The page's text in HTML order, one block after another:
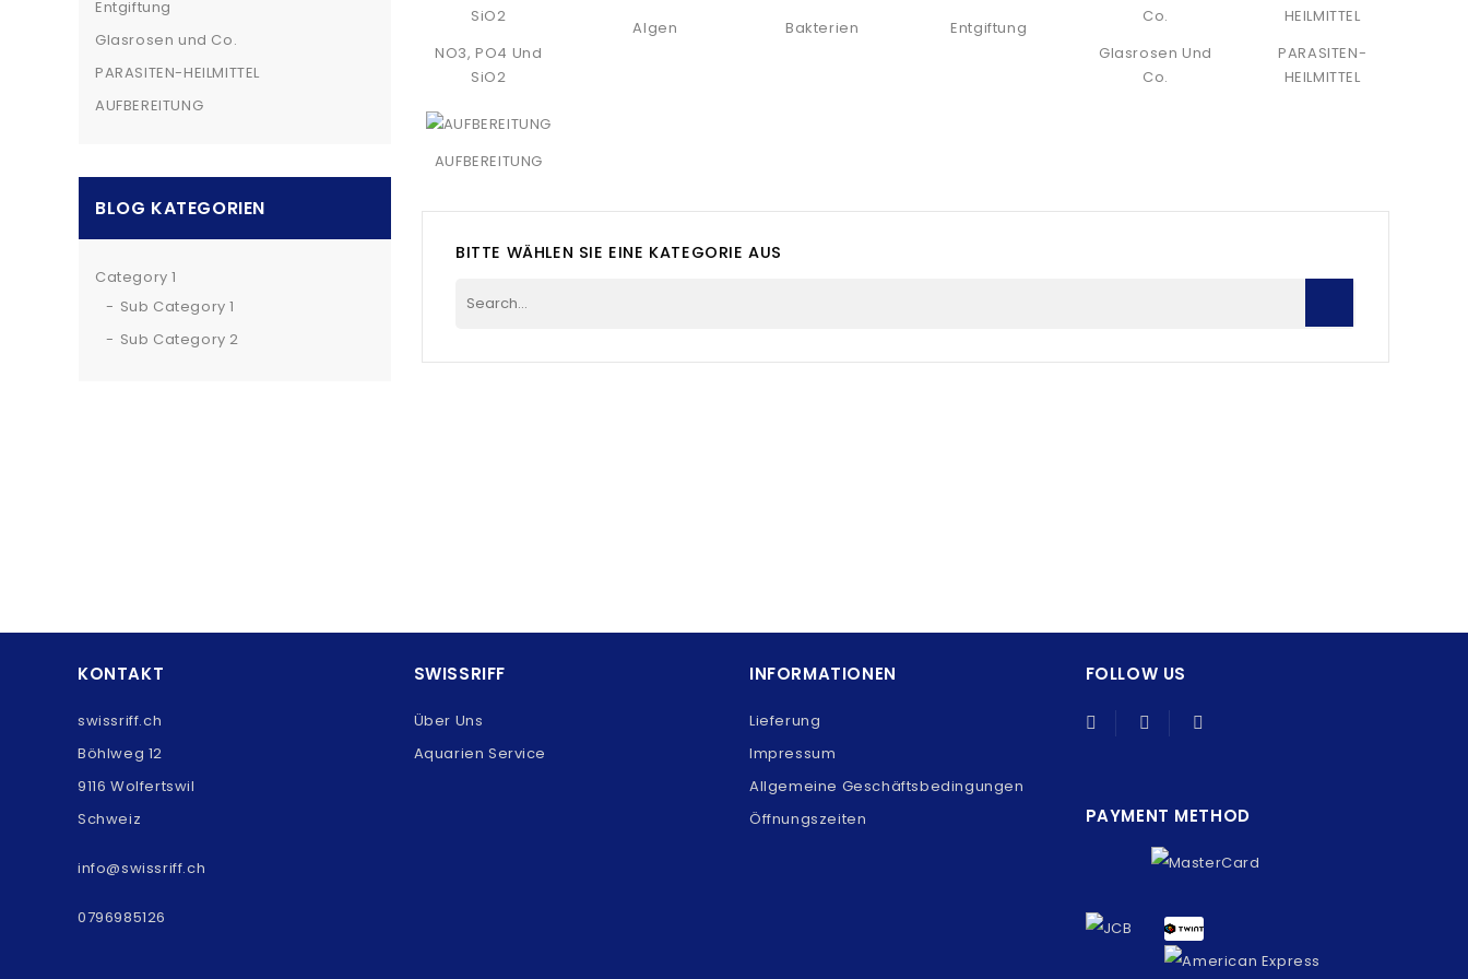
Entgiftung
Glasrosen und Co.
PARASITEN-HEILMITTEL
AUFBEREITUNG
BLOG KATEGORIEN
Category 1
Sub Category 1
Sub Category 2
NO3, PO4 Und
SiO2
Algen Bakterien
Entgiftung
Glasrosen Und
Co.
PARASITEN-
HEILMITTEL
AUFBEREITUNG
BITTE WÄHLEN SIE EINE KATEGORIE AUS
KONTAKT
swissriff.ch
Böhlweg 12
9116 Wolfertswil
Schweiz
info@swissriff.ch
0796985126
SWISSRIFF
Über Uns
Aquarien Service
INFORMATIONEN
Lieferung
Impressum
Allgemeine Geschäftsbedingungen
Öffnungszeiten
FOLLOW US
PAYMENT METHOD